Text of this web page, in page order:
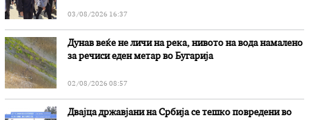
03/08/2026 16:37
Дунав веќе не личи на река, нивото на вода намалено
за речиси еден метар во Бугарија
02/08/2026 08:57
Двајца државјани на Србија се тешко повредени во